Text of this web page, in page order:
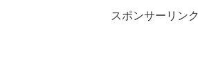
スポンサーリンク